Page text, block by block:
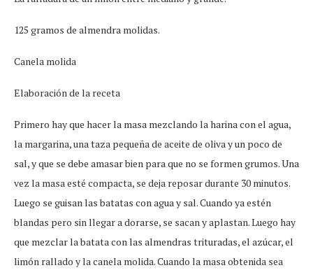
125 gramos de almendra molidas.
Canela molida
Elaboración de la receta
Primero hay que hacer la masa mezclando la harina con el agua,
la margarina, una taza pequeña de aceite de oliva y un poco de
sal, y que se debe amasar bien para que no se formen grumos. Una
vez la masa esté compacta, se deja reposar durante 30 minutos.
Luego se guisan las batatas con agua y sal. Cuando ya estén
blandas pero sin llegar a dorarse, se sacan y aplastan. Luego hay
que mezclar la batata con las almendras trituradas, el azúcar, el
limón rallado y la canela molida. Cuando la masa obtenida sea